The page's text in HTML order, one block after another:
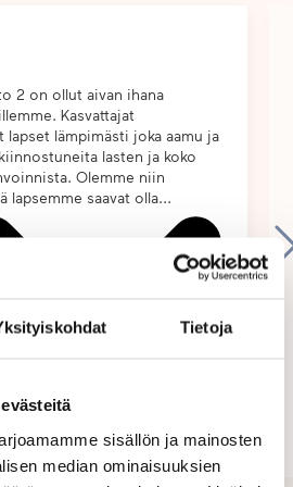
Tietoja
sisällön ja mainosten
median ominaisuuksien
vastaanotetaan ja
kohtaamiset.
lapsen kuulumiset
viikkokirjeitä, joissa
viikon puuhista ja seuraavan
Vietämme myös
juhlimme joulu- ja
kanssa.
järjestetään
lapsille.
2 on ollut aivan ihana
Kasvattajat
lapset lämpimästi joka aamu ja
lasten ja koko
Olemme niin
lapsemme saavat olla...